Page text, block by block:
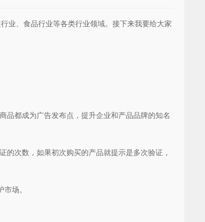
业、食品行业等各类行业领域。接下来我要给大家
都成为广告发布点，提升企业和产品品牌的知名
次数，如果初次购买的产品就提示是多次验证，
场。